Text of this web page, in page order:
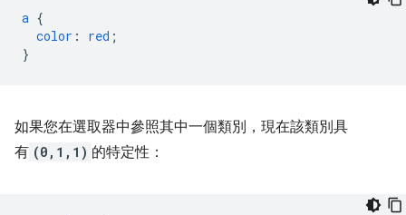
a {
color : red ;
}
如果您在選取器中參照其中一個類別，現在該類別具
有 (0,1,1) 的特定性：